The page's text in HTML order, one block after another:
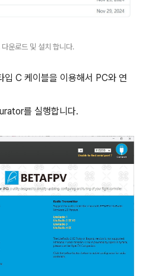
운로드 및 설치 합니다.
C 케이블을 이용해서 PC와 연
를 실행합니다.